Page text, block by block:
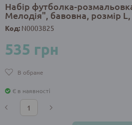
Набір футболка-
Мелодія", бавовна, розмір L,
Код: N0003825
535 грн
В обране
Є в наявності